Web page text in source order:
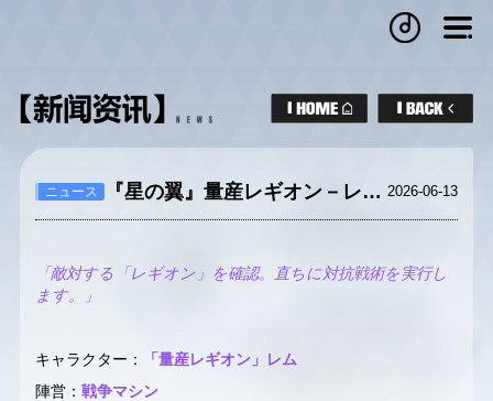
ニュース 『星の翼』量産レギオン－レムPV 2026-06-13
「敵対する「レギオン」を確認。直ちに対抗戦術を実行し
ます。」
キャラクター：
「量産レギオン」レム
陣営：戦争マシン